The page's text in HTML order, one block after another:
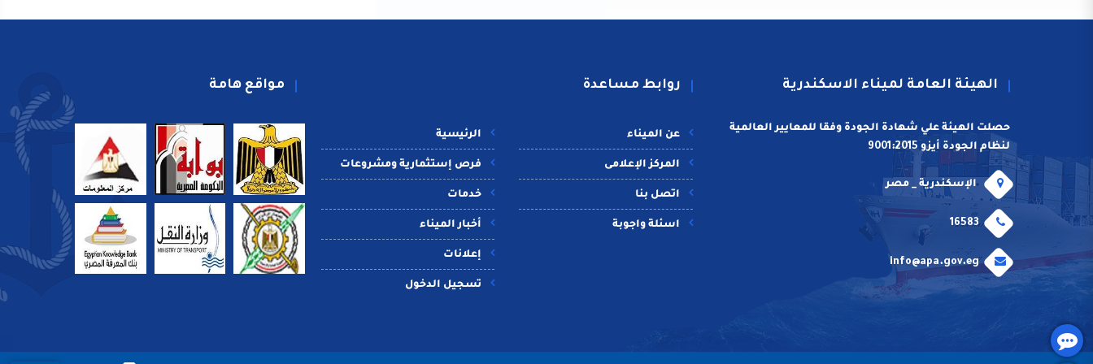
الهيئة العامة لميناء الاسكندرية
حصلت الهيئة علي شهادة الجودة وفقا للمعايير العالمية
لنظام الجودة أيزو 9001:2015
الإسكندرية _ مصر
16583
info@apa.gov.eg
روابط مساعدة
الرئيسية
فرص إستثمارية ومشروعات
خدمات
أخبار الميناء
إعلانات
تسجيل الدخول
عن الميناء
المركز الإعلامى
اتصل بنا
اسئلة واجوبة
مواقع هامة